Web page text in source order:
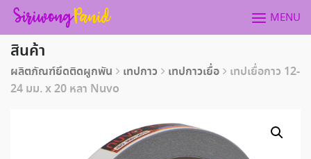
Skip
content
MENU
สินค้า
ผลิตภัณฑ์ยึดติดผูกพัน เทปกาว เทปกาวเยื่อ
เทปเยื่อกาว 12-
24 มม. x 20 หลา Nuvo